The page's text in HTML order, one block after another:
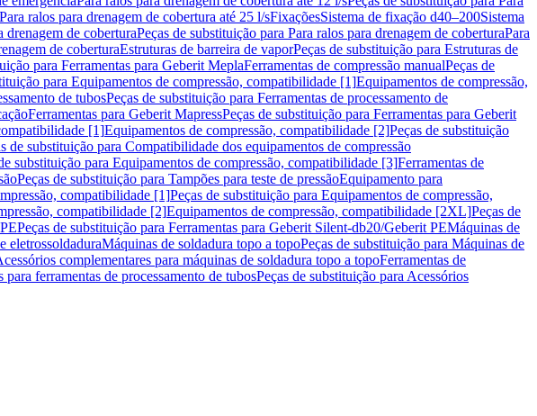
ralos para drenagem de cobertura até 25 l/sFixaçõesSistema de fixação d40–200Sistema
drenagem de coberturaPeças de substituição para Para ralos para drenagem de coberturaPara
de coberturaEstruturas de barreira de vaporPeças de substituição para Estruturas de
para Ferramentas para Geberit MeplaFerramentas de compressão manualPeças de
para Equipamentos de compressão, compatibilidade [1]Equipamentos de compressão,
de tubosPeças de substituição para Ferramentas de processamento de
Ferramentas para Geberit MapressPeças de substituição para Ferramentas para Geberit
[1]Equipamentos de compressão, compatibilidade [2]Peças de substituição
de substituição para Compatibilidade dos equipamentos de compressão
substituição para Equipamentos de compressão, compatibilidade [3]Ferramentas de
Peças de substituição para Tampões para teste de pressãoEquipamento para
compatibilidade [1]Peças de substituição para Equipamentos de compressão,
compatibilidade [2]Equipamentos de compressão, compatibilidade [2XL]Peças de
Peças de substituição para Ferramentas para Geberit Silent-db20/Geberit PEMáquinas de
eletrossoldaduraMáquinas de soldadura topo a topoPeças de substituição para Máquinas de
complementares para máquinas de soldadura topo a topoFerramentas de
ferramentas de processamento de tubosPeças de substituição para Acessórios